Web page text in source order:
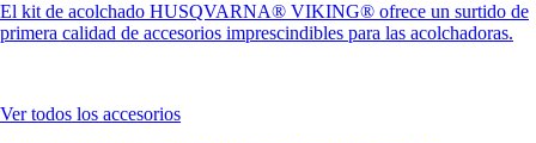
El kit de acolchado HUSQVARNA® VIKING® ofrece un surtido de
primera calidad de accesorios imprescindibles para las acolchadoras.
Ver todos los accesorios